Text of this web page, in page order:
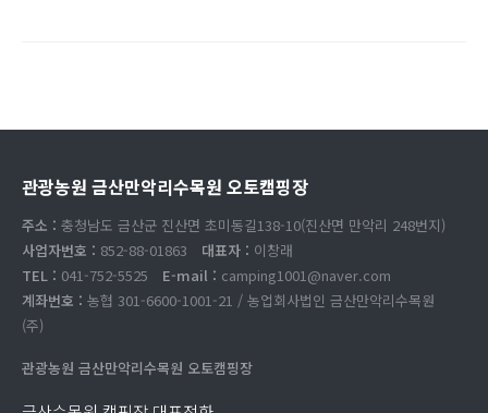
관광농원 금산만악리수목원 오토캠핑장
주소 : 충청남도 금산군 진산면 초미동길138-10(진산면 만악리 248번지)
사업자번호 : 852-88-01863 대표자 : 이창래
TEL : 041-752-5525 E-mail : camping1001@naver.com
계좌번호 : 농협 301-6600-1001-21 / 농업회사법인 금산만악리수목원
(주)
관광농원 금산만악리수목원 오토캠핑장